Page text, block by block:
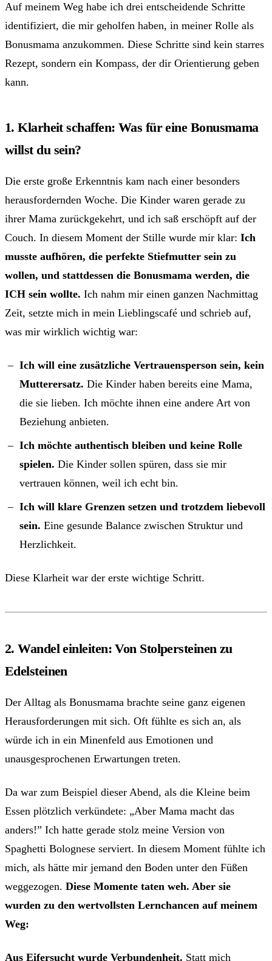
Auf meinem Weg habe ich drei entscheidende Schritte
identifiziert, die mir geholfen haben, in meiner Rolle als
Bonusmama anzukommen. Diese Schritte sind kein starres
Rezept, sondern ein Kompass, der dir Orientierung geben
kann.
1. Klarheit schaffen: Was für eine Bonusmama
willst du sein?
Die erste große Erkenntnis kam nach einer besonders
herausfordernden Woche. Die Kinder waren gerade zu
ihrer Mama zurückgekehrt, und ich saß erschöpft auf der
Couch. In diesem Moment der Stille wurde mir klar: Ich
musste aufhören, die perfekte Stiefmutter sein zu
wollen, und stattdessen die Bonusmama werden, die
ICH sein wollte. Ich nahm mir einen ganzen Nachmittag
Zeit, setzte mich in mein Lieblingscafé und schrieb auf,
was mir wirklich wichtig war:
Ich will eine zusätzliche Vertrauensperson sein, kein
Mutterersatz. Die Kinder haben bereits eine Mama,
die sie lieben. Ich möchte ihnen eine andere Art von
Beziehung anbieten.
Ich möchte authentisch bleiben und keine Rolle
spielen. Die Kinder sollen spüren, dass sie mir
vertrauen können, weil ich echt bin.
Ich will klare Grenzen setzen und trotzdem liebevoll
sein. Eine gesunde Balance zwischen Struktur und
Herzlichkeit.
Diese Klarheit war der erste wichtige Schritt.
2. Wandel einleiten: Von Stolpersteinen zu
Edelsteinen
Der Alltag als Bonusmama brachte seine ganz eigenen
Herausforderungen mit sich. Oft fühlte es sich an, als
würde ich in ein Minenfeld aus Emotionen und
unausgesprochenen Erwartungen treten.
Da war zum Beispiel dieser Abend, als die Kleine beim
Essen plötzlich verkündete: „Aber Mama macht das
anders!” Ich hatte gerade stolz meine Version von
Spaghetti Bolognese serviert. In diesem Moment fühlte ich
mich, als hätte mir jemand den Boden unter den Füßen
weggezogen. Diese Momente taten weh. Aber sie
wurden zu den wertvollsten Lernchancen auf meinem
Weg:
Aus Eifersucht wurde Verbundenheit. Statt mich